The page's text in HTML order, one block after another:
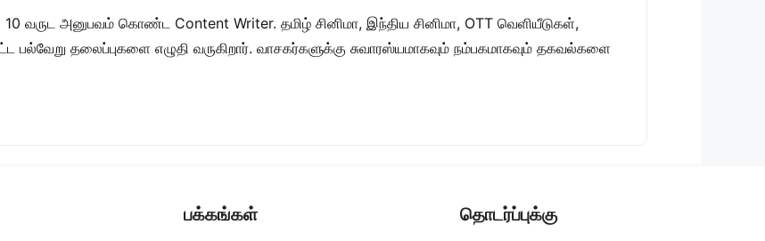
10 வருட அனுபவம் கொண்ட Content Writer. தமிழ் சினிமா, இந்திய சினிமா, OTT வெளியீடுகள்,
பல்வேறு தலைப்புகளை எழுதி வருகிறார். வாசகர்களுக்கு சுவாரஸ்யமாகவும் நம்பகமாகவும் தகவல்களை
பக்கங்கள் தொடர்ப்புக்கு